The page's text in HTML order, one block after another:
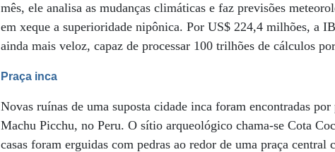
mês, ele analisa as mudanças climáticas e faz previsões
em xeque a superioridade nipônica. Por US$ 224,4 milhões, a
ainda mais veloz, capaz de processar 100 trilhões de cálculos
Praça inca
Novas ruínas de uma suposta cidade inca foram encontradas
Machu Picchu, no Peru. O sítio arqueológico chama-se Cota
casas foram erguidas com pedras ao redor de uma praça central